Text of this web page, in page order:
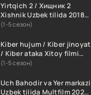
Yirtqich 2 / Хищник 2
Xishnik Uzbek tilida 2018-
2024 O'zbekcha tarjima
(1-5 сезон)
Kiber hujum / Kiber jinoyat
/ Kiber ataka Xitoy filmi
Uzbek tilida O'zbekcha
HD skachat
(1-5 сезон)
Uch Bahodir va Yer markazi
Uzbek tilida Multfilm 2025